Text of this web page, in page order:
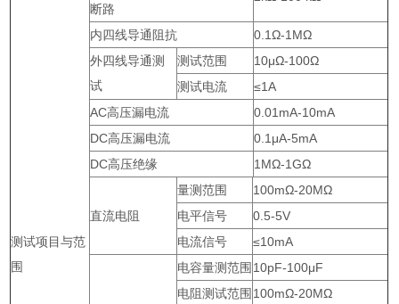
测试项目与范
围
断路
内四线导通阻抗
0.1Ω-1MΩ
外四线导通测
试
测试范围
10μΩ-100Ω
测试电流
≤1A
AC高压漏电流
0.01mA-10mA
DC高压漏电流
0.1μA-5mA
DC高压绝缘
1MΩ-1GΩ
直流电阻
量测范围
100mΩ-20MΩ
电平信号
0.5-5V
电流信号
≤10mA
电容量测范围 10pF-100μF
电阻测试范围 100mΩ-20MΩ